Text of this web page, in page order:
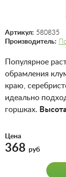
Артикул: 580835
Производитель:
Популярное
обрамления
краю,
идеально
горшках.
Цена
368 руб